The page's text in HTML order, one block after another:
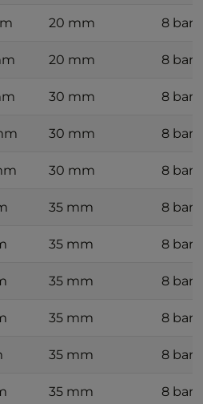
20 mm 8 bar
20 mm 8 bar
30 mm 8 bar
30 mm 8 bar
30 mm 8 bar
35 mm 8 bar
35 mm 8 bar
35 mm 8 bar
35 mm 8 bar
35 mm 8 bar
35 mm 8 bar